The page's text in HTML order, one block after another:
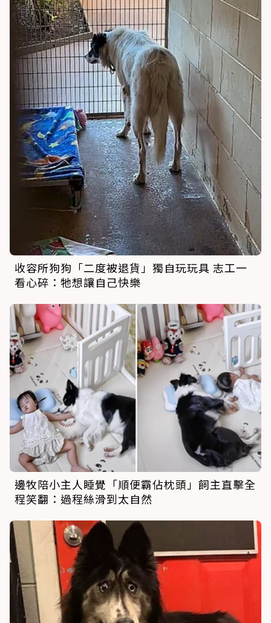
收容所狗狗「二度被退貨」獨自玩玩具 志工一
看心碎：牠想讓自己快樂
邊牧陪小主人睡覺「順便霸佔枕頭」飼主直擊全
程笑翻：過程絲滑到太自然